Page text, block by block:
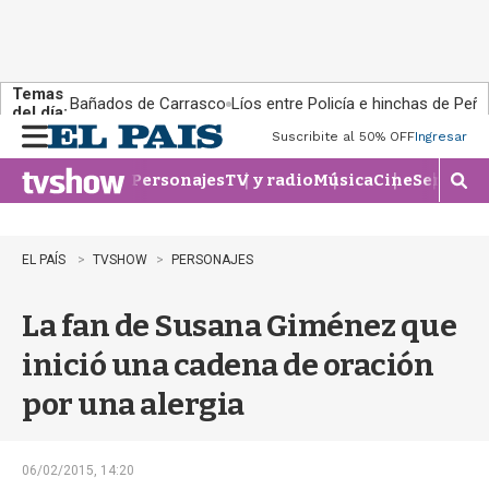
Temas
del día:Bañados de Carrasco Líos entre Policía e hinchas de
n
u
Suscribite al 50% OFFIngresar
PersonajesTV y radioMúsicaCineSeries
M
o
EL PAÍS TVSHOW PERSONAJES
La fan de Susana Giménez que
inició una cadena de oración
por una alergia
06/02/2015, 14:20